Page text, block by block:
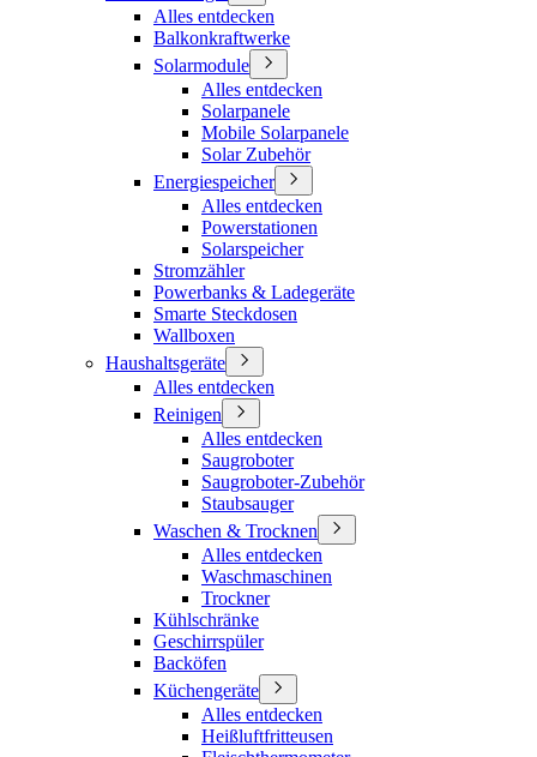
Alles entdecken
Balkonkraftwerke
Solarmodule
Alles entdecken
Solarpanele
Mobile Solarpanele
Solar Zubehör
Energiespeicher
Alles entdecken
Powerstationen
Solarspeicher
Stromzähler
Powerbanks & Ladegeräte
Smarte Steckdosen
Wallboxen
Haushaltsgeräte
Alles entdecken
Reinigen
Alles entdecken
Saugroboter
Saugroboter-Zubehör
Staubsauger
Waschen & Trocknen
Alles entdecken
Waschmaschinen
Trockner
Kühlschränke
Geschirrspüler
Backöfen
Küchengeräte
Alles entdecken
Heißluftfritteusen